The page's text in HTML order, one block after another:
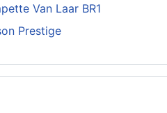
Van Laar BR1
Prestige